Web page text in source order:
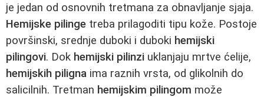
je jedan od osnovnih tretmana za obnavljanje sjaja.
Hemijske pilinge treba prilagoditi tipu kože. Postoje
površinski, srednje duboki i duboki hemijski
pilingovi. Dok hemijski pilinzi uklanjaju mrtve ćelije,
hemijskih piligna ima raznih vrsta, od glikolnih do
salicilnih. Tretman hemijskim pilingom može